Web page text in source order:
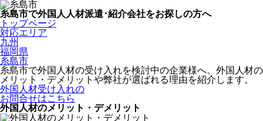
糸島市で外国人人材派遣･紹介会社をお探しの方へ
トップページ
対応エリア
九州
福岡県
糸島市
糸島市で外国人材の受け入れを検討中の企業様へ。外国人材の
メリット・デメリットや弊社が選ばれる理由を紹介します。
外国人材受け入れの
お問合せはこちら
外国人材のメリット・デメリット